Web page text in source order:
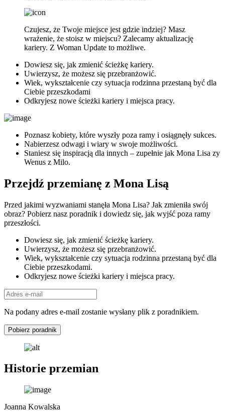
Czujesz, że Twoje miejsce jest gdzie indziej? Masz
wrażenie, że stoisz w miejscu? Zalecamy aktualizację
kariery. Z Woman Update to możliwe.
Dowiesz się, jak zmienić ścieżkę kariery.
Uwierzysz, że możesz się przebranżowić.
Wiek, wykształcenie czy sytuacja rodzinna przestaną być dla
Ciebie przeszkodami
Odkryjesz nowe ścieżki kariery i miejsca pracy.
Poznasz kobiety, które wyszły poza ramy i osiągnęły sukces.
Nabierzesz odwagi i wiary w swoje możliwości.
Staniesz się inspiracją dla innych – zupełnie jak Mona Lisa zy
Wenus z Milo.
Przejdź przemianę z Mona Lisą
Przed jakimi wyzwaniami stanęła Mona Lisa? Jak zmieniła swój
obraz? Pobierz nasz poradnik i dowiedz się, jak wyjść poza ramy
przeszłości.
Dowiesz się, jak zmienić ścieżkę kariery.
Uwierzysz, że możesz się przebranżowić.
Wiek, wykształcenie czy sytuacja rodzinna przestaną być dla
Ciebie przeszkodami.
Odkryjesz nowe ścieżki kariery i miejsca pracy.
Na podany adres e-mail zostanie wysłany plik z poradnikiem.
Pobierz poradnik
Historie przemian
Joanna Kowalska